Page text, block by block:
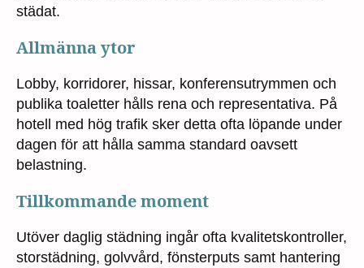
städat.
Allmänna ytor
Lobby, korridorer, hissar, konferensutrymmen och
publika toaletter hålls rena och representativa. På
hotell med hög trafik sker detta ofta löpande under
dagen för att hålla samma standard oavsett
belastning.
Tillkommande moment
Utöver daglig städning ingår ofta kvalitetskontroller,
storstädning, golvvård, fönsterputs samt hantering